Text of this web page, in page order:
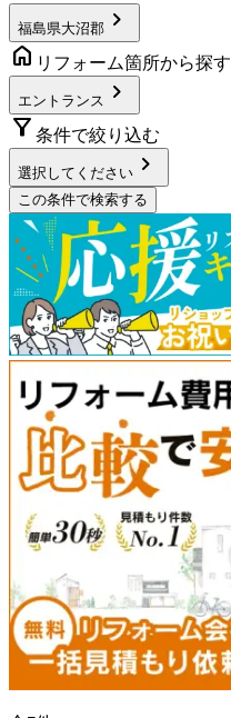
福島県大沼郡 chevron_right
home リフォーム箇所から探す
エントランス chevron_right
filter_alt 条件で絞り込む
選択してください chevron_right
この条件で検索する